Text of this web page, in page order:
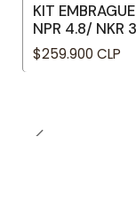
KIT
NPR 4.8/ NKR
$259.900 CLP